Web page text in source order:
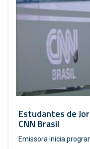
Estudantes de
CNN Brasil
Emissora inicia